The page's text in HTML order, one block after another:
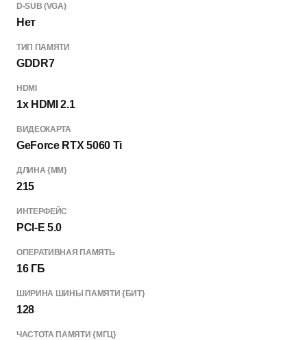
D-SUB (VGA)
Нет
ТИП ПАМЯТИ
GDDR7
HDMI
1x HDMI 2.1
ВИДЕОКАРТА
GeForce RTX 5060 Ti
ДЛИНА {ММ}
215
ИНТЕРФЕЙС
PCI-E 5.0
ОПЕРАТИВНАЯ ПАМЯТЬ
16 ГБ
ШИРИНА ШИНЫ ПАМЯТИ {БИТ}
128
ЧАСТОТА ПАМЯТИ {МГЦ}